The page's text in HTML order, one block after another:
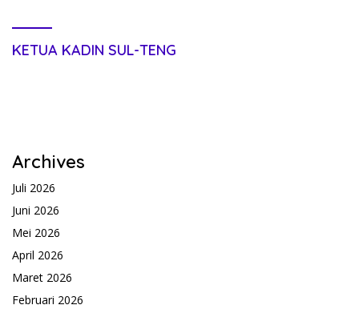
KETUA KADIN SUL-TENG
Archives
Juli 2026
Juni 2026
Mei 2026
April 2026
Maret 2026
Februari 2026